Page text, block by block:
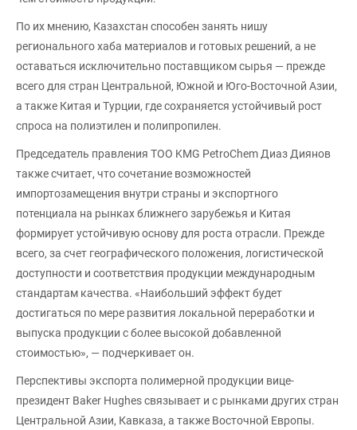
По их мнению, Казахстан способен занять нишу
регионального хаба материалов и готовых решений, а не
оставаться исключительно поставщиком сырья — прежде
всего для стран Центральной, Южной и Юго-Восточной Азии,
а также Китая и Турции, где сохраняется устойчивый рост
спроса на полиэтилен и полипропилен.
Председатель правления ТОО KMG PetroChem Диаз Диянов
также считает, что сочетание возможностей
импортозамещения внутри страны и экспортного
потенциала на рынках ближнего зарубежья и Китая
формирует устойчивую основу для роста отрасли. Прежде
всего, за счет географического положения, логистической
доступности и соответствия продукции международным
стандартам качества. «Наибольший эффект будет
достигаться по мере развития локальной переработки и
выпуска продукции с более высокой добавленной
стоимостью», — подчеркивает он.
Перспективы экспорта полимерной продукции вице-
президент Baker Hughes связывает и с рынками других стран
Центральной Азии, Кавказа, а также Восточной Европы.